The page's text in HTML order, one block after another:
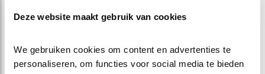
Deze website maakt gebruik van cookies
We gebruiken cookies om content en advertenties te
personaliseren, om functies voor social media te bieden
Din aantal. Thijsse schreef in 1929 nog dat de
krakeend zeldzaam was, als broedvogel en als